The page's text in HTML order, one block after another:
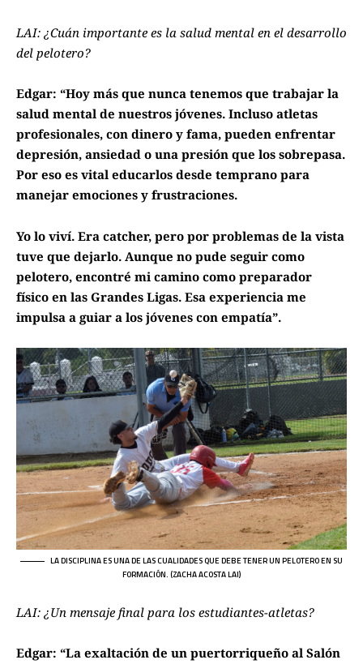
LAI: ¿Cuán importante es la salud mental en el desarrollo
del pelotero?
Edgar: “Hoy más que nunca tenemos que trabajar la
salud mental de nuestros jóvenes. Incluso atletas
profesionales, con dinero y fama, pueden enfrentar
depresión, ansiedad o una presión que los sobrepasa.
Por eso es vital educarlos desde temprano para
manejar emociones y frustraciones.
Yo lo viví. Era catcher, pero por problemas de la vista
tuve que dejarlo. Aunque no pude seguir como
pelotero, encontré mi camino como preparador
físico en las Grandes Ligas. Esa experiencia me
impulsa a guiar a los jóvenes con empatía”.
LA DISCIPLINA ES UNA DE LAS CUALIDADES QUE DEBE TENER UN PELOTERO EN SU
FORMACIÓN. (ZACHA ACOSTA LAI)
LAI: ¿Un mensaje final para los estudiantes-atletas?
Edgar: “La exaltación de un puertorriqueño al Salón